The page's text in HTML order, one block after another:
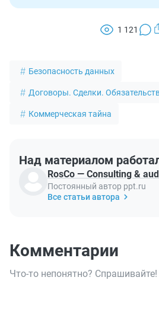
1 121
Безопасность данных
Договоры. Сделки.
Коммерческая тайна
Над материалом
RosCo — Consulting &
Постоянный автор ppt.ru
Все статьи автора
Комментарии
Что-то непонятно? Спрашивайте!